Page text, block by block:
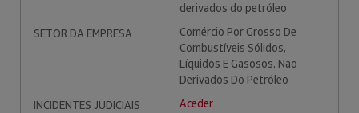
derivados do petróleo
SETOR DA EMPRESA
Comércio Por Grosso De
Combustíveis Sólidos,
Líquidos E Gasosos, Não
Derivados Do Petróleo
INCIDENTES JUDICIAIS
Aceder